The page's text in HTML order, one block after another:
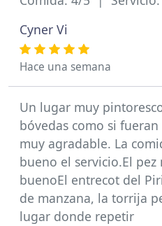
Cyner Vi
Hace una semana
Un lugar muy
bóvedas como si
muy agradable. La
bueno el servicio.El
buenoEl entrecot del
de manzana, la torrija
lugar donde repetir